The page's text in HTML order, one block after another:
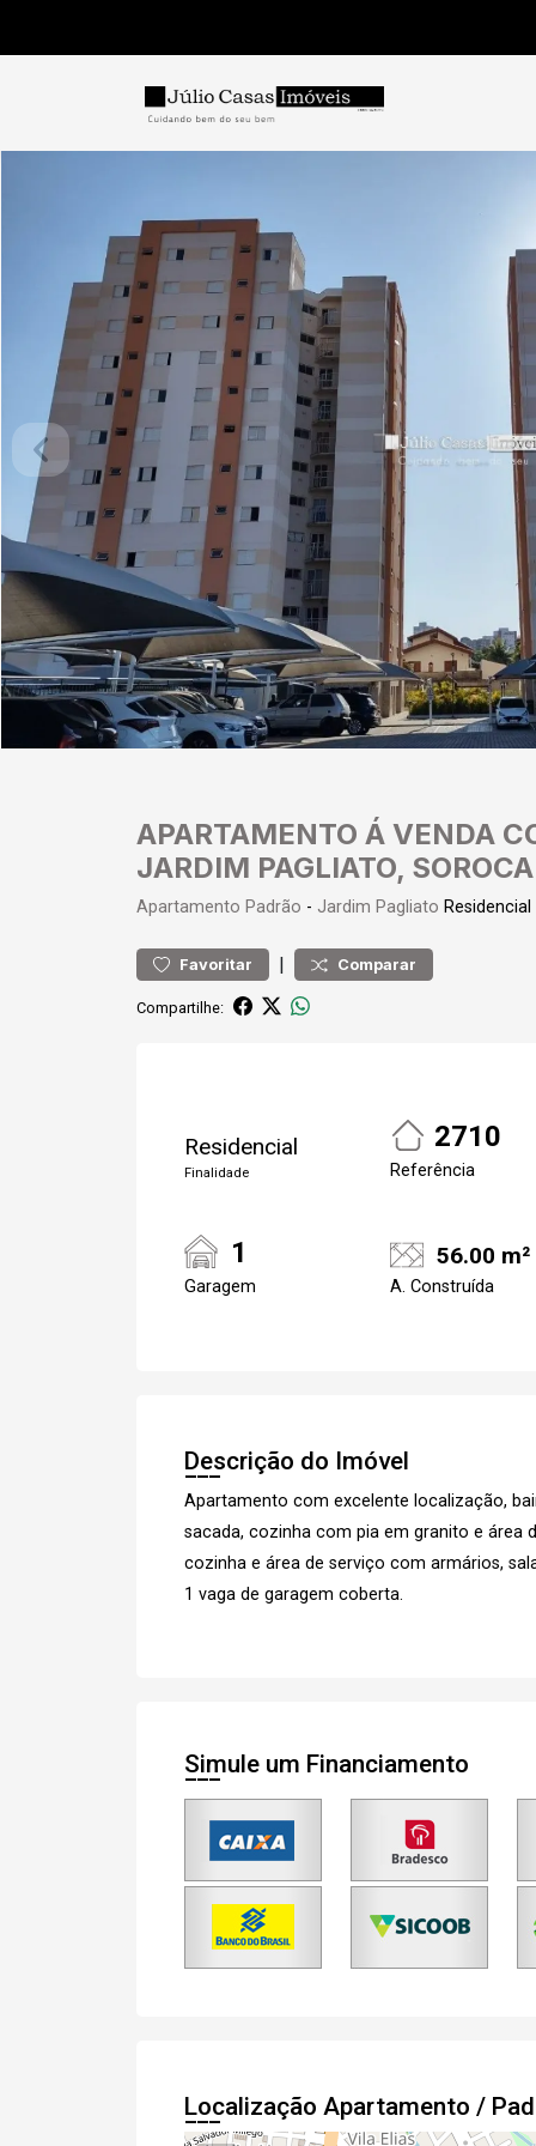
APARTAMENTO Á VENDA
JARDIM PAGLIATO,
Apartamento Padrão - Jardim Pagliato
Favoritar | Comparar
Compartilhe:
Residencial
Finalidade
2710
Referência
1
Garagem
56.00 m²
A. Construída
Descrição do Imóvel
Apartamento com excelente localização,
sacada, cozinha com pia em granito e área
cozinha e área de serviço com armários,
1 vaga de garagem coberta.
Simule um Financiamento
Localização Apartamento /